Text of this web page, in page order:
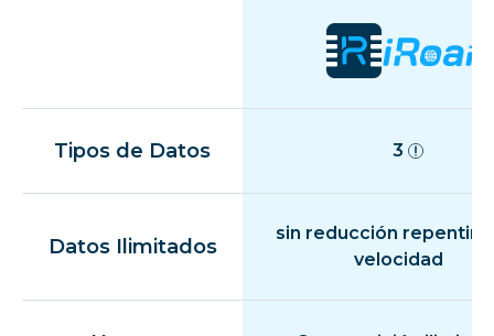
Tipos de Datos 3
Datos Ilimitados
sin reducción
velocidad